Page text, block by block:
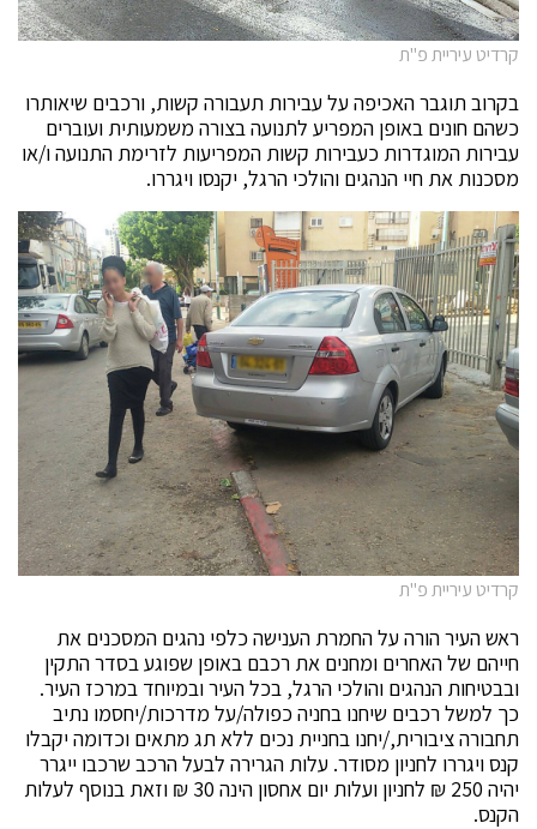
קרדיט עיריית פ"ת
בקרוב תוגבר האכיפה על עבירות תעבורה קשות, ורכבים שיאותרו
כשהם חונים באופן המפריע לתנועה בצורה משמעותית ועוברים
עבירות המוגדרות כעבירות קשות המפריעות לזרימת התנועה ו/או
מסכנות את חיי הנהגים והולכי הרגל, יקנסו ויגררו.
קרדיט עיריית פ"ת
ראש העיר הורה על החמרת הענישה כלפי נהגים המסכנים את
חייהם של האחרים ומחנים את רכבם באופן שפוגע בסדר התקין
ובבטיחות הנהגים והולכי הרגל, בכל העיר ובמיוחד במרכז העיר.
כך למשל רכבים שיחנו בחניה כפולה/על מדרכות/יחסמו נתיב
תחבורה ציבורית,/יחנו בחניית נכים ללא תג מתאים וכדומה יקבלו
קנס ויגררו לחניון מסודר. עלות הגרירה לבעל הרכב שרכבו ייגרר
יהיה 250 ₪ לחניון ועלות יום אחסון הינה 30 ₪ וזאת בנוסף לעלות
הקנס.